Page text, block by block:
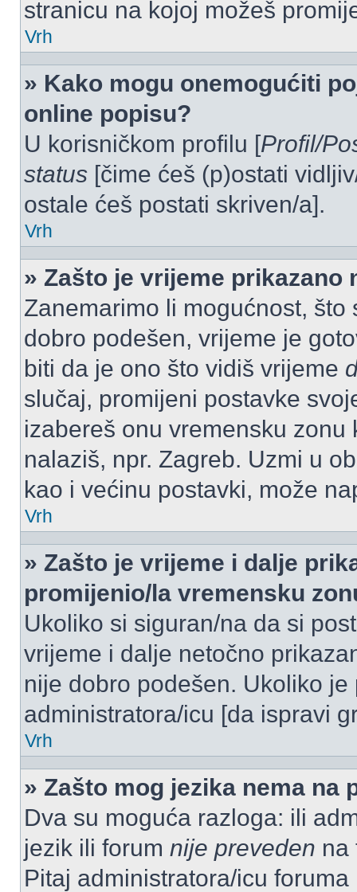
stranicu na kojoj možeš
Vrh
» Kako mogu onemogućiti
online popisu?
U korisničkom profilu [Profil/
status [čime ćeš (p)ostati
ostale ćeš postati skriven/a].
Vrh
» Zašto je vrijeme prikazano
Zanemarimo li mogućnost,
dobro podešen, vrijeme je
biti da je ono što vidiš vrijeme
slučaj, promijeni postavke
izabereš onu vremensku
nalaziš, npr. Zagreb. Uzmi u
kao i većinu postavki, može
Vrh
» Zašto je vrijeme i dalje
promijenio/la vremensku
Ukoliko si siguran/na da si
vrijeme i dalje netočno
nije dobro podešen. Ukoliko
administratora/icu [da ispravi
Vrh
» Zašto mog jezika nema na
Dva su moguća razloga: ili
jezik ili forum nije preveden na
Pitaj administratora/icu